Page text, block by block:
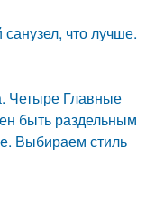
что лучше.
Четыре Главные
быть раздельным
Выбираем стиль